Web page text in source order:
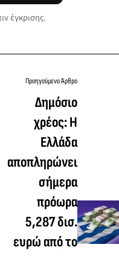
έγκρισης.
Προηγούμενο Άρθρο
Δημόσιο
χρέος: Η
Ελλάδα
αποπληρώνει
σήμερα
πρόωρα
5,287 δισ.
ευρώ από το